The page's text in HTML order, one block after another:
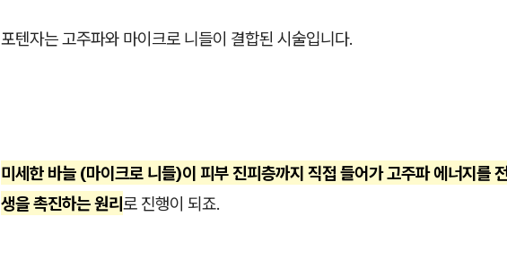
포텐자는 고주파와 마이크로 니들이 결합된 시술입니다.
미세한 바늘 (마이크로 니들)이 피부 진피층까지 직접 들어가 고주파 에너지를
생을 촉진하는 원리로 진행이 되죠.